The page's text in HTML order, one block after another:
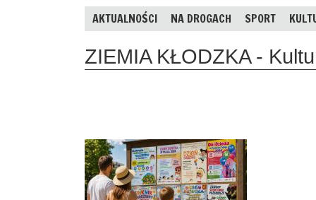
AKTUALNOŚCI NA DROGACH SPORT
ZIEMIA KŁODZKA -